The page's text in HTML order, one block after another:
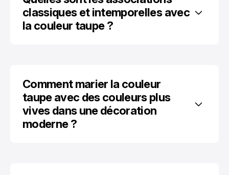
classiques et intemporelles avec
la couleur taupe ?
Comment marier la couleur
taupe avec des couleurs plus
vives dans une décoration
moderne ?